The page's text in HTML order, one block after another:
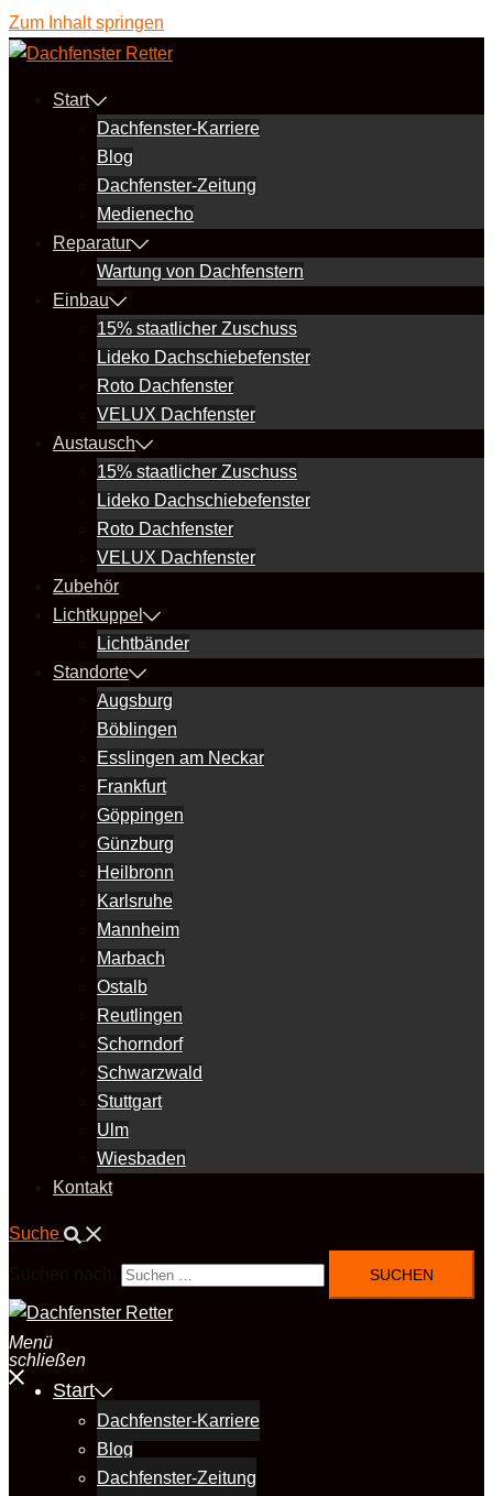
Zum Inhalt springen
Start
Dachfenster-Karriere
Blog
Dachfenster-Zeitung
Medienecho
Reparatur
Wartung von Dachfenstern
Einbau
15% staatlicher Zuschuss
Lideko Dachschiebefenster
Roto Dachfenster
VELUX Dachfenster
Austausch
15% staatlicher Zuschuss
Lideko Dachschiebefenster
Roto Dachfenster
VELUX Dachfenster
Zubehör
Lichtkuppel
Lichtbänder
Standorte
Augsburg
Böblingen
Esslingen am Neckar
Frankfurt
Göppingen
Günzburg
Heilbronn
Karlsruhe
Mannheim
Marbach
Ostalb
Reutlingen
Schorndorf
Schwarzwald
Stuttgart
Ulm
Wiesbaden
Kontakt
Suche
Menü
schließen
Start
Dachfenster-Karriere
Blog
Dachfenster-Zeitung